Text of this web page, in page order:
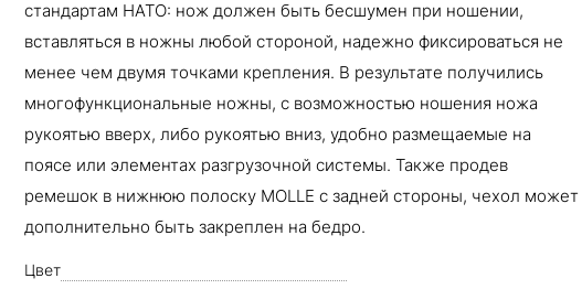
стандартам НАТО: нож должен быть бесшумен при ношении,
вставляться в ножны любой стороной, надежно фиксироваться не
менее чем двумя точками крепления. В результате получились
многофункциональные ножны, с возможностью ношения ножа
рукоятью вверх, либо рукоятью вниз, удобно размещаемые на
поясе или элементах разгрузочной системы. Также продев
ремешок в нижнюю полоску MOLLE с задней стороны, чехол может
дополнительно быть закреплен на бедро.
Цвет